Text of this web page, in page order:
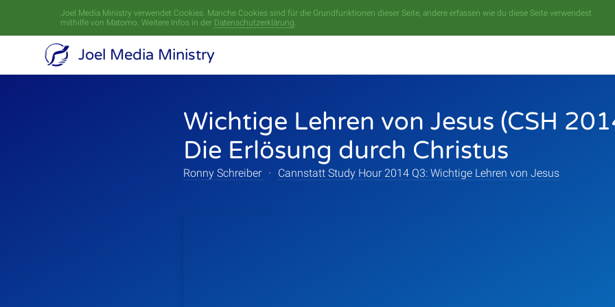
Joel Media Ministry verwendet Cookies. Manche Cookies sind für die Grundfunktionen dieser Seite, andere erfassen wie du diese Seite verwendest
mithilfe von Matomo. Weitere Infos in der Datenschutzerklärung.
Joel Media Ministry
Wichtige Lehren von Jesus (CSH
Die Erlösung durch Christus
Ronny Schreiber · Cannstatt Study Hour 2014 Q3: Wichtige Lehren von Jesus